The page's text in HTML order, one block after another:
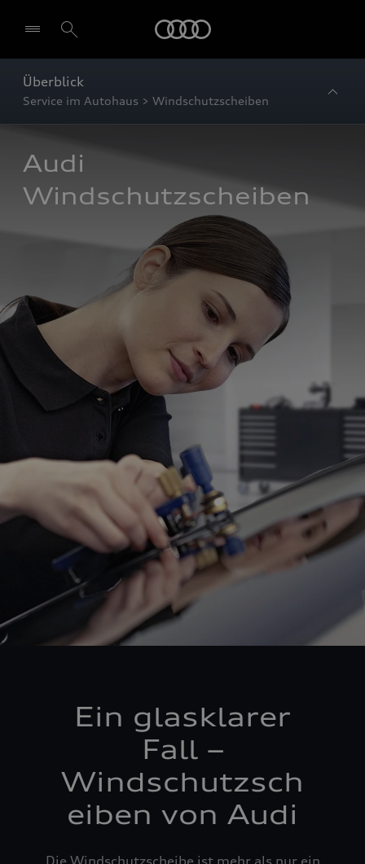
Überblick
Service im Autohaus > Windschutzscheiben
Audi
Windschutzscheiben
Ein glasklarer
Fall –
Windschutzsch
eiben von Audi
Die Windschutzscheibe ist mehr als nur ein